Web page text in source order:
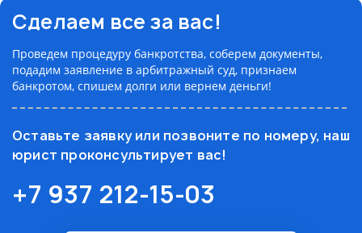
Сделаем все за вас!
Проведем процедуру банкротства, соберем документы,
подадим заявление в арбитражный суд, признаем
банкротом, спишем долги или вернем деньги!
Оставьте заявку или позвоните по номеру, наш
юрист проконсультирует вас!
+7 937 212-15-03